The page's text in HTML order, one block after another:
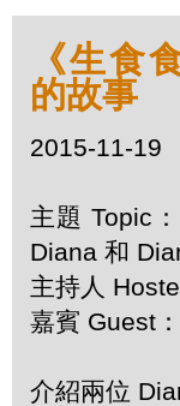
《生食
的故事
2015-11-19
主題 Topic
Diana 和
主持人
嘉賓 Guest：
介紹兩位